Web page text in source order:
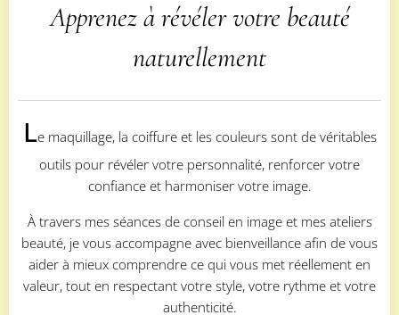
Apprenez à révéler votre beauté
naturellement
Le maquillage, la coiffure et les couleurs sont de véritables
outils pour révéler votre personnalité, renforcer votre
confiance et harmoniser votre image.
À travers mes séances de conseil en image et mes ateliers
beauté, je vous accompagne avec bienveillance afin de vous
aider à mieux comprendre ce qui vous met réellement en
valeur, tout en respectant votre style, votre rythme et votre
authenticité.